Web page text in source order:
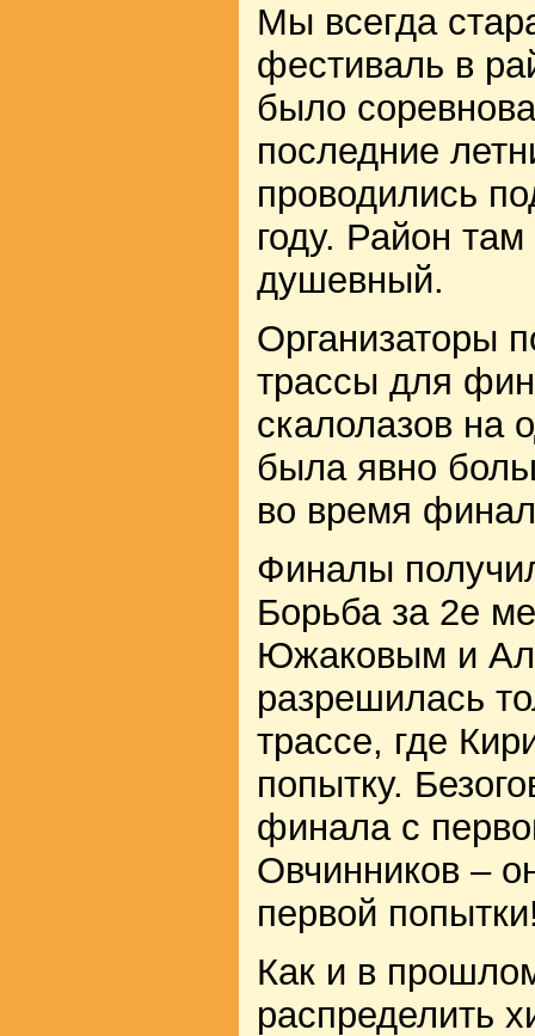
Мы всегда
фестиваль в
было
последние
проводились
году. Район
душевный.
Организаторы
трассы для
скалолазов на
была явно
во время
Финалы
Борьба за 2е
Южаковым и
разрешилась
трассе, где
попытку.
финала с
Овчинников –
первой
Как и в
распределить